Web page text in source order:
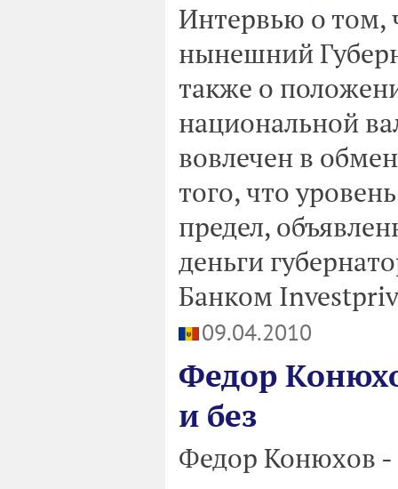
Интервью о том,
нынешний
также о
национальной
вовлечен в
того, что
предел,
деньги
Банком
09.04.2010
Федор
и без
Федор Конюхов -